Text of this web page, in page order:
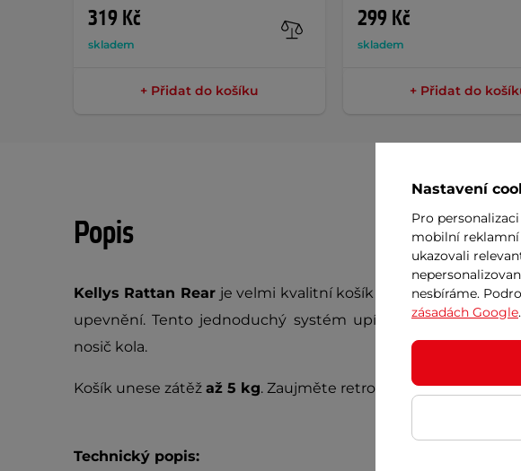
319 Kč
skladem
+ Přidat do košíku
299 Kč
skladem
+ Přidat do
Popis
Kellys Rattan Rear jevelmi kvalitní košík na kolo z
upevnění. Tento jednoduchý systém upínání zaručuje
nosič kola.
Košík unese zátěž až 5 kg. Zaujměte retro stylem a vyrazte
Technický popis:
Nastavení
Pro
mobilní
ukazovali
nesbíráme.
zásadách Google.